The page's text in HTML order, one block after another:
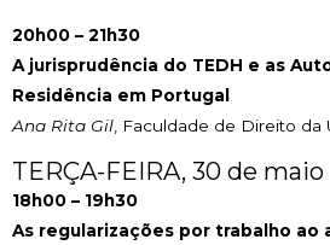
20h00 – 21h30
A jurisprudência do TEDH e as
Residência em Portugal
Ana Rita Gil , Faculdade de Direito
TERÇA-FEIRA, 30 de maio
18h00 – 19h30
As regularizações por trabalho ao